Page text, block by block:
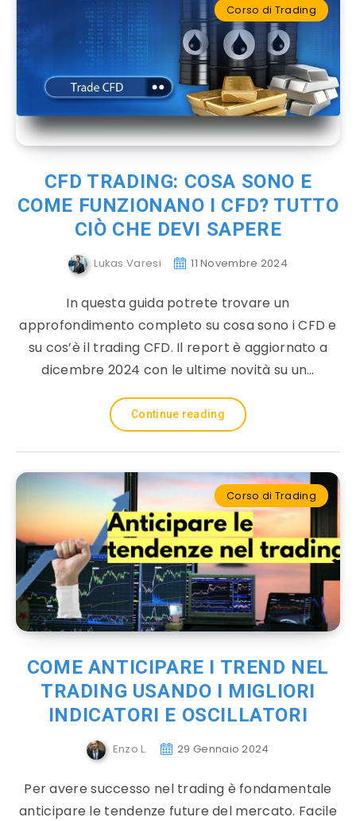
Corso di Trading
CFD TRADING: COSA SONO E
COME FUNZIONANO I CFD? TUTTO
CIÒ CHE DEVI SAPERE
Lukas Varesi 11 Novembre 2024
In questa guida potrete trovare un
approfondimento completo su cosa sono i CFD e
su cos’è il trading CFD. Il report è aggiornato a
dicembre 2024 con le ultime novità su un…
Continue reading
Corso di Trading
COME ANTICIPARE I TREND NEL
TRADING USANDO I MIGLIORI
INDICATORI E OSCILLATORI
Enzo L. 29 Gennaio 2024
Per avere successo nel trading è fondamentale
anticipare le tendenze future del mercato. Facile